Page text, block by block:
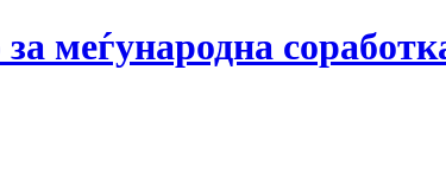
за меѓународна